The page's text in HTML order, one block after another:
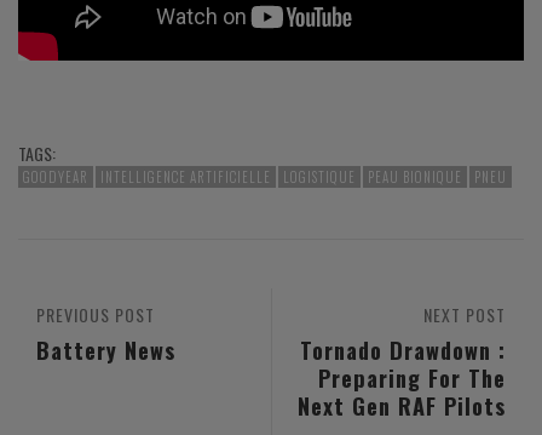
TAGS:
GOODYEAR INTELLIGENCE ARTIFICIELLE LOGISTIQUE PEAU BIONIQUE PNEU
NEXT POST
Tornado Drawdown :
Preparing For The
Next Gen RAF Pilots
PREVIOUS POST
Battery News